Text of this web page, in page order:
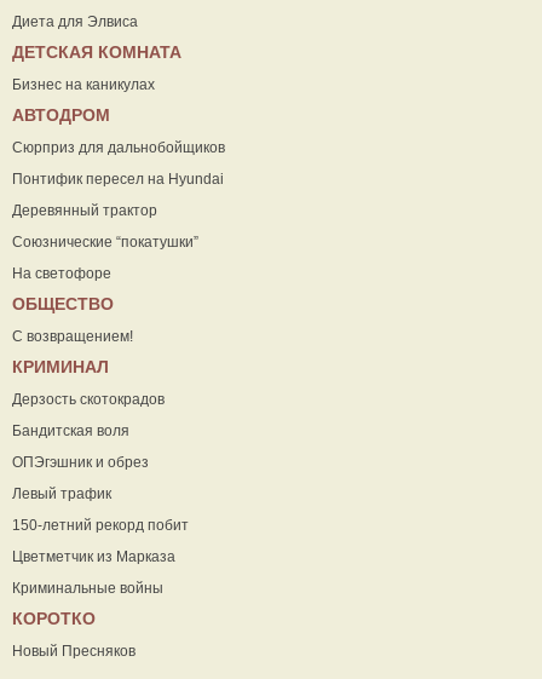
Диета для Элвиса
ДЕТСКАЯ КОМНАТА
Бизнес на каникулах
АВТОДРОМ
Сюрприз для дальнобойщиков
Понтифик пересел на Hyundai
Деревянный трактор
Союзнические “покатушки”
На светофоре
ОБЩЕСТВО
С возвращением!
КРИМИНАЛ
Дерзость скотокрадов
Бандитская воля
ОПЭгэшник и обрез
Левый трафик
150-летний рекорд побит
Цветметчик из Марказа
Криминальные войны
КОРОТКО
Новый Пресняков